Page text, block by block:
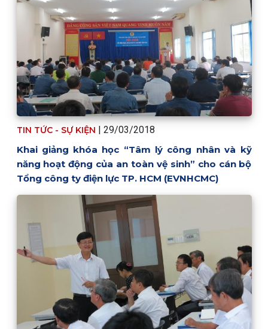
TIN TỨC - SỰ KIỆN
| 29/03/2018
Khai giảng khóa học “Tâm lý công nhân và kỹ
năng hoạt động của an toàn vệ sinh” cho cán bộ
Tổng công ty điện lực TP. HCM (EVNHCMC)